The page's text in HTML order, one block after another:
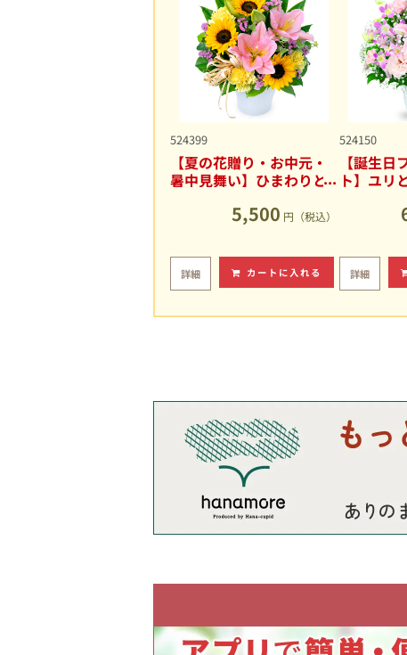
524399
【夏の花贈り・お中元・
暑中見舞い】ひまわりと
5,500 円（税込）
詳細 カートに入れる
524150
【誕生日
ト】ユリ
詳細